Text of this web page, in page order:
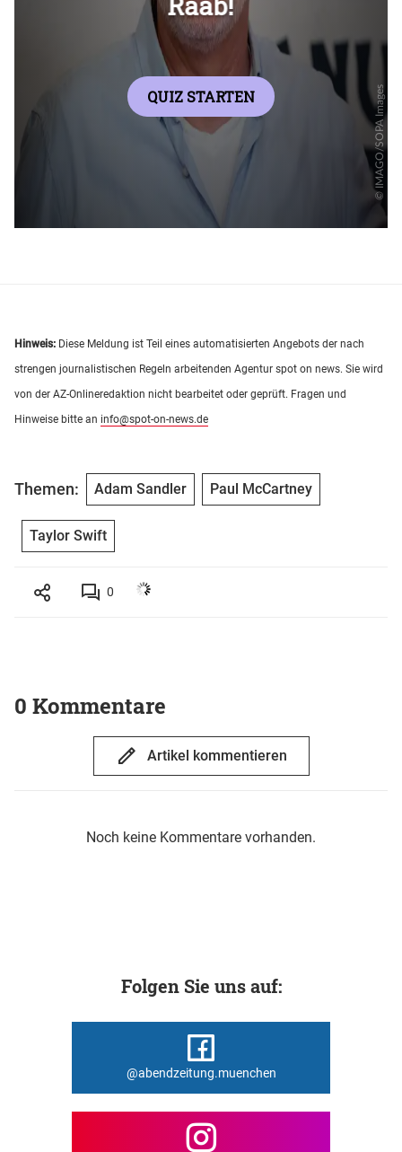
Hinweis: Diese Meldung ist Teil eines automatisierten Angebots der nach
strengen journalistischen Regeln arbeitenden Agentur spot on news. Sie wird
von der AZ-Onlineredaktion nicht bearbeitet oder geprüft. Fragen und
Hinweise bitte an info@spot-on-news.de
Themen: Adam Sandler Paul McCartney
Taylor Swift
0
0 Kommentare
Artikel kommentieren
Noch keine Kommentare vorhanden.
Folgen Sie uns auf:
@abendzeitung.muenchen